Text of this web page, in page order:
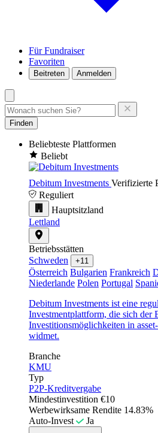
Für Fundraiser
Favoriten
Beitreten Anmelden
Finden
Beliebteste Plattformen
Beliebt
Debitum Investments Verifizierte
Reguliert
Hauptsitzland
Lettland
Betriebsstätten
Schweden
+11
Österreich Bulgarien Frankreich
Niederlande Polen Portugal
Debitum Investments ist eine
Investmentplattform, die sich der
Investitionsmöglichkeiten in
widmet.
Branche
KMU
Typ
P2P-Kreditvergabe
Mindestinvestition €10
Werbewirksame Rendite 14.83%
Auto-Invest
Ja